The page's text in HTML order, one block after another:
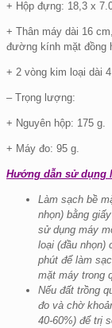
+ Hộp đựng: 18,3 x
+ Thân máy dài 16
đường kính mặt đồng
+ 2 vòng kim loại dài
– Trọng lượng:
+ Nguyên hộp: 175 g.
+ Máy đo: 95 g.
Hướng dẫn sử dụng
Làm sạch bề
nhọn) bằng
sử dụng máy
loại (đầu nhọn)
phút để làm
mặt máy trong
Nếu đất trồng
đo và chờ
40-60%) để trị